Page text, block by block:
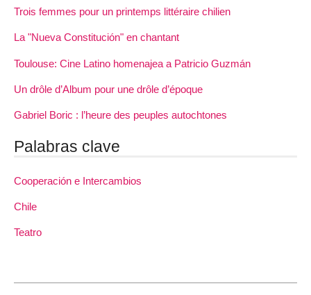
Trois femmes pour un printemps littéraire chilien
La "Nueva Constitución" en chantant
Toulouse: Cine Latino homenajea a Patricio Guzmán
Un drôle d’Album pour une drôle d’époque
Gabriel Boric : l’heure des peuples autochtones
Palabras clave
Cooperación e Intercambios
Chile
Teatro